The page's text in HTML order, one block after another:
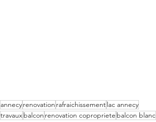
annecyrenovation rafraichissementlac annecy
travauxbalcon renovation copropriete balcon blanc